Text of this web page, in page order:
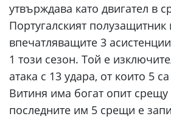
утвърждава като двигател в
Португалският полузащитник
впечатляващите 3
1 този сезон. Той е
атака с 13 удара, от които 5
Витиня има богат опит срещу
последните им 5 срещи е